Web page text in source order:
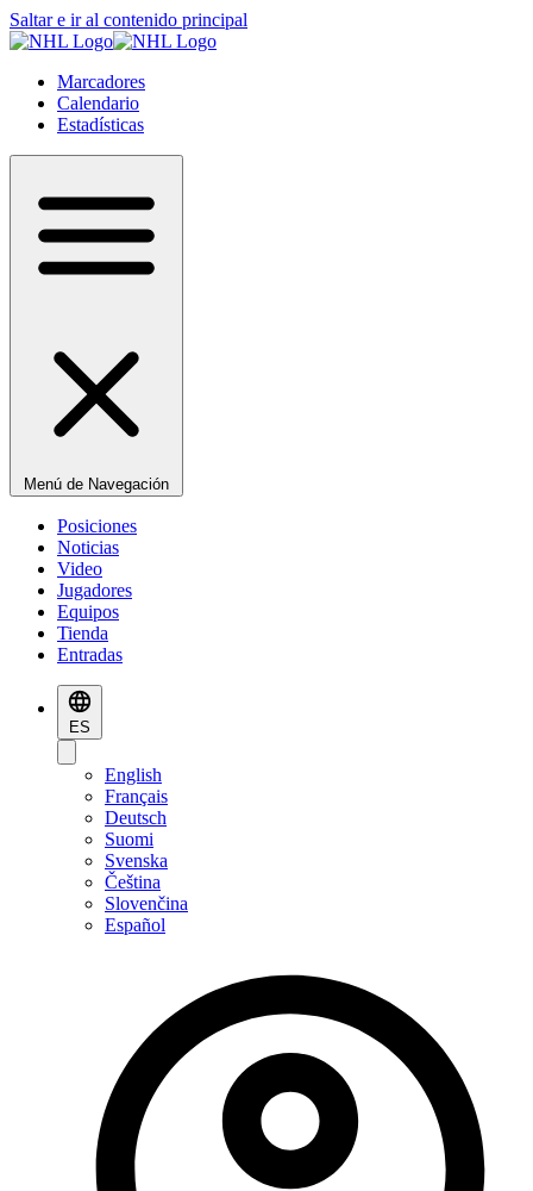
Saltar e ir al contenido principal
Marcadores
Calendario
Estadísticas
Menú de Navegación
Posiciones
Noticias
Video
Jugadores
Equipos
Tienda
Entradas
ES
English
Français
Deutsch
Suomi
Svenska
Čeština
Slovenčina
Español